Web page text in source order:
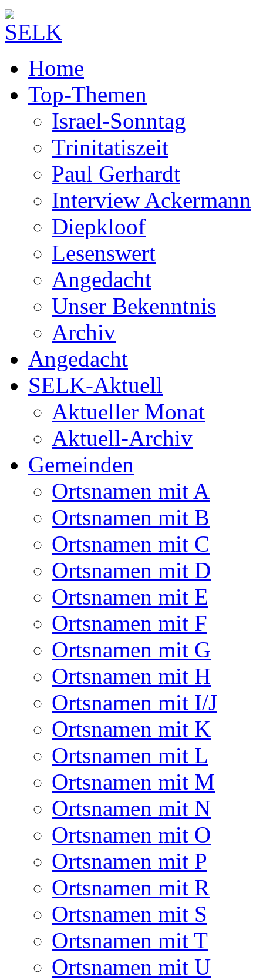
Home
Top-Themen
Israel-Sonntag
Trinitatiszeit
Paul Gerhardt
Interview Ackermann
Diepkloof
Lesenswert
Angedacht
Unser Bekenntnis
Archiv
Angedacht
SELK-Aktuell
Aktueller Monat
Aktuell-Archiv
Gemeinden
Ortsnamen mit A
Ortsnamen mit B
Ortsnamen mit C
Ortsnamen mit D
Ortsnamen mit E
Ortsnamen mit F
Ortsnamen mit G
Ortsnamen mit H
Ortsnamen mit I/J
Ortsnamen mit K
Ortsnamen mit L
Ortsnamen mit M
Ortsnamen mit N
Ortsnamen mit O
Ortsnamen mit P
Ortsnamen mit R
Ortsnamen mit S
Ortsnamen mit T
Ortsnamen mit U